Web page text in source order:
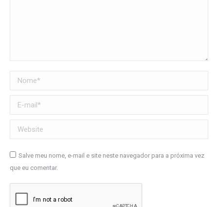
Nome *
E-mail *
Website
Salve meu nome, e-mail e site neste navegador para a próxima vez
que eu comentar.